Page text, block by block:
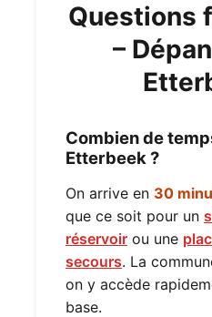
Questions
–
Combien de
Etterbeek ?
On arrive en 30
que ce soit pour un
réservoir ou une
secours. La
on y accède
base.